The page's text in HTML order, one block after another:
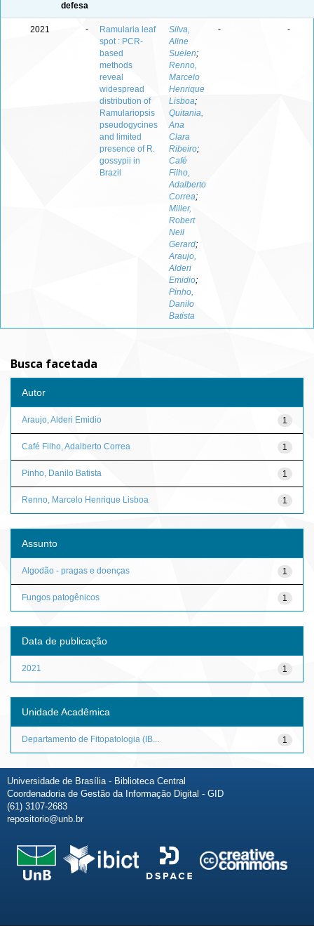
defesa
2021 -
Ramularia leaf
spot : PCR-
based
methods
reveal
widespread
distribution of
Ramulariopsis
pseudogycines
and limited
presence of R.
gossypii in
Brazil
Silva,
Aline
Suelen;
Renno,
Marcelo
Henrique
Lisboa;
Quitania,
Ana
Clara
Ribeiro;
Café
Filho,
Adalberto
Correa;
Miller,
Robert
Neil
Gerard;
Araujo,
Alderi
Emidio;
Pinho,
Danilo
Batista
- -
Busca facetada
Autor
1
Araujo, Alderi Emidio
1
Café Filho, Adalberto Correa
1
Pinho, Danilo Batista
1
Renno, Marcelo Henrique Lisboa
Assunto
1
Algodão - pragas e doenças
1
Fungos patogênicos
Data de publicação
1
2021
Unidade Acadêmica
1
Departamento de Fitopatologia (IB...
Universidade de Brasília - Biblioteca Central
Coordenadoria de Gestão da Informação Digital - GID
(61) 3107-2683
repositorio@unb.br